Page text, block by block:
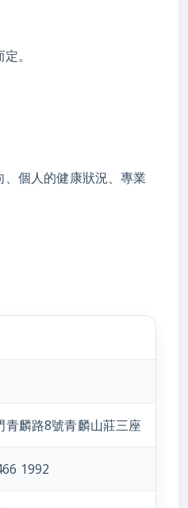
。
個人的健康狀況、專業
青麟路8號青麟山莊三座
1992